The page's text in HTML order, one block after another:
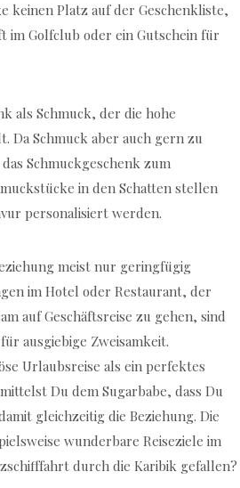
keinen Platz auf der Geschenkliste,
im Golfclub oder ein Gutschein für
als Schmuck, der die hohe
Da Schmuck aber auch gern zu
Schmuckgeschenk zum
in den Schatten stellen
personalisiert werden.
meist nur geringfügig
im Hotel oder Restaurant, der
auf Geschäftsreise zu gehen, sind
ausgiebige Zweisamkeit.
Urlaubsreise als ein perfektes
Du dem Sugarbabe, dass Du
gleichzeitig die Beziehung. Die
wunderbare Reiseziele im
durch die Karibik gefallen?